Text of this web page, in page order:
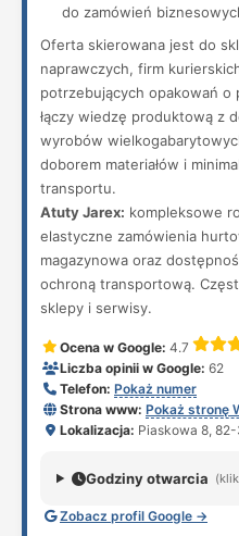
do zamówień
Oferta skierowana jest do
naprawczych, firm
potrzebujących opakowań o
łączy wiedzę produktową z
wyrobów
doborem materiałów i
transportu.
Atuty Jarex: kompleksowe
elastyczne zamówienia
magazynowa oraz
ochroną transportową.
sklepy i serwisy.
Ocena w Google: 4.7
Liczba opinii w Google: 62
Telefon: Pokaż numer
Strona www: Pokaż stronę
Lokalizacja: Piaskowa 8,
Godziny otwarcia
Zobacz profil Google →